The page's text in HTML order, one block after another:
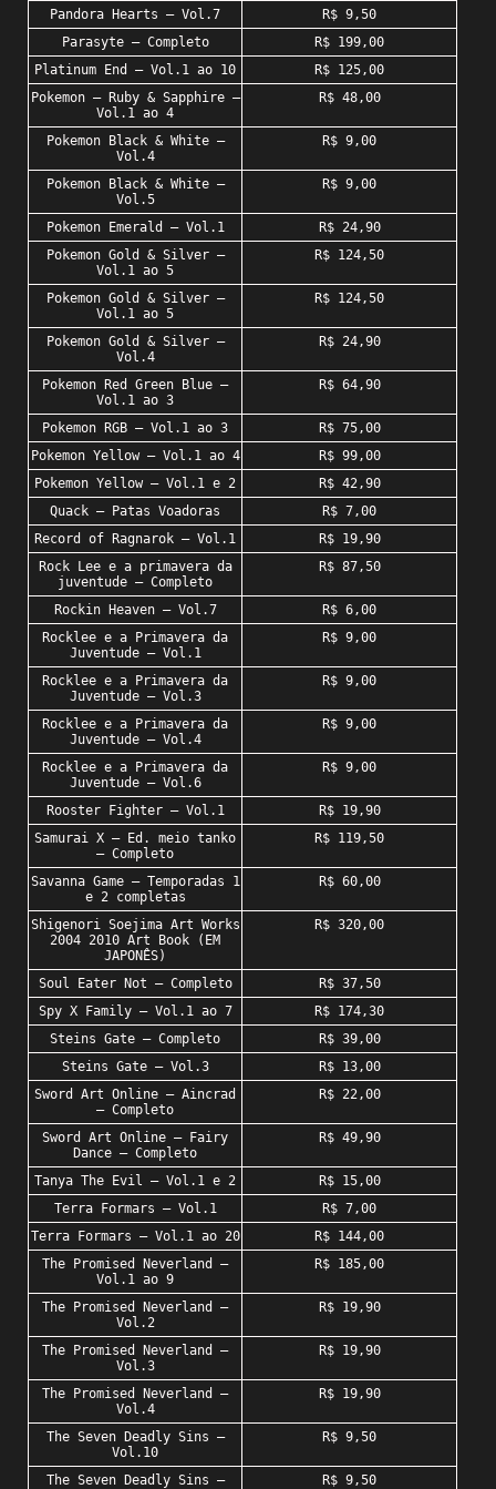
Pandora Hearts – Vol.7
R$ 9,50
Parasyte – Completo
R$ 199,00
Platinum End – Vol.1 ao 10
R$ 125,00
Pokemon – Ruby & Sapphire –
Vol.1 ao 4
R$ 48,00
Pokemon Black & White –
Vol.4
R$ 9,00
Pokemon Black & White –
Vol.5
R$ 9,00
Pokemon Emerald – Vol.1
R$ 24,90
Pokemon Gold & Silver –
Vol.1 ao 5
R$ 124,50
Pokemon Gold & Silver –
Vol.1 ao 5
R$ 124,50
Pokemon Gold & Silver –
Vol.4
R$ 24,90
Pokemon Red Green Blue –
Vol.1 ao 3
R$ 64,90
Pokemon RGB – Vol.1 ao 3
R$ 75,00
Pokemon Yellow – Vol.1 ao 4
R$ 99,00
Pokemon Yellow – Vol.1 e 2
R$ 42,90
Quack – Patas Voadoras
R$ 7,00
Record of Ragnarok – Vol.1
R$ 19,90
Rock Lee e a primavera da
juventude – Completo
R$ 87,50
Rockin Heaven – Vol.7
R$ 6,00
Rocklee e a Primavera da
Juventude – Vol.1
R$ 9,00
Rocklee e a Primavera da
Juventude – Vol.3
R$ 9,00
Rocklee e a Primavera da
Juventude – Vol.4
R$ 9,00
Rocklee e a Primavera da
Juventude – Vol.6
R$ 9,00
Rooster Fighter – Vol.1
R$ 19,90
Samurai X – Ed. meio tanko
– Completo
R$ 119,50
Savanna Game – Temporadas 1
e 2 completas
R$ 60,00
Shigenori Soejima Art Works
2004 2010 Art Book (EM
JAPONÊS)
R$ 320,00
Soul Eater Not – Completo
R$ 37,50
Spy X Family – Vol.1 ao 7
R$ 174,30
Steins Gate – Completo
R$ 39,00
Steins Gate – Vol.3
R$ 13,00
Sword Art Online – Aincrad
– Completo
R$ 22,00
Sword Art Online – Fairy
Dance – Completo
R$ 49,90
Tanya The Evil – Vol.1 e 2
R$ 15,00
Terra Formars – Vol.1
R$ 7,00
Terra Formars – Vol.1 ao 20
R$ 144,00
The Promised Neverland –
Vol.1 ao 9
R$ 185,00
The Promised Neverland –
Vol.2
R$ 19,90
The Promised Neverland –
Vol.3
R$ 19,90
The Promised Neverland –
Vol.4
R$ 19,90
The Seven Deadly Sins –
Vol.10
R$ 9,50
The Seven Deadly Sins –
R$ 9,50